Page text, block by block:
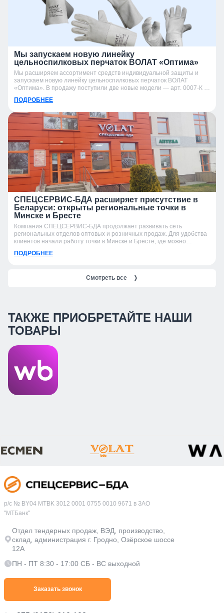
Мы запускаем новую линейку
цельноспилковых перчаток ВОЛАТ «Оптима»
Мы расширяем ассортимент средств индивидуальной защиты и
запускаем новую линейку цельноспилковых перчаток ВОЛАТ
«Оптима». В продажу поступили две новые модели — арт. 0007-К и
ПОДРОБНЕЕ
СПЕЦСЕРВИС-БДА расширяет присутствие в
Беларуси: открыты региональные точки в
Минске и Бресте
Компания СПЕЦСЕРВИС-БДА продолжает развивать сеть
региональных отделов оптовых и розничных продаж. Для удобства
клиентов начали работу точки в Минске и Бресте, где можно
ПОДРОБНЕЕ
Смотреть все ❭
ТАКЖЕ ПРИОБРЕТАЙТЕ НАШИ
ТОВАРЫ
р/с № BY04 MTBK 3012 0001 0755 0010 9671 в ЗАО
"МТБанк"
Отдел тендерных продаж, ВЭД, производство,
склад, администрация г. Гродно, Озёрское шоссе
12А
ПН - ПТ 8:30 - 17:00 СБ - ВС выходной
Заказать звонок